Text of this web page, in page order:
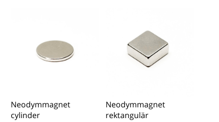
Neodymmagnet
cylinder
Neodymmagnet
rektangulär